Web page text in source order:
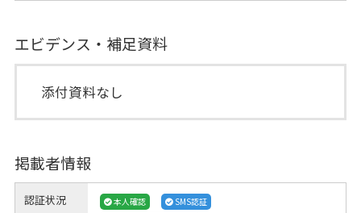
エビデンス・補足資料
添付資料なし
掲載者情報
認証状況 本人確認
SMS認証